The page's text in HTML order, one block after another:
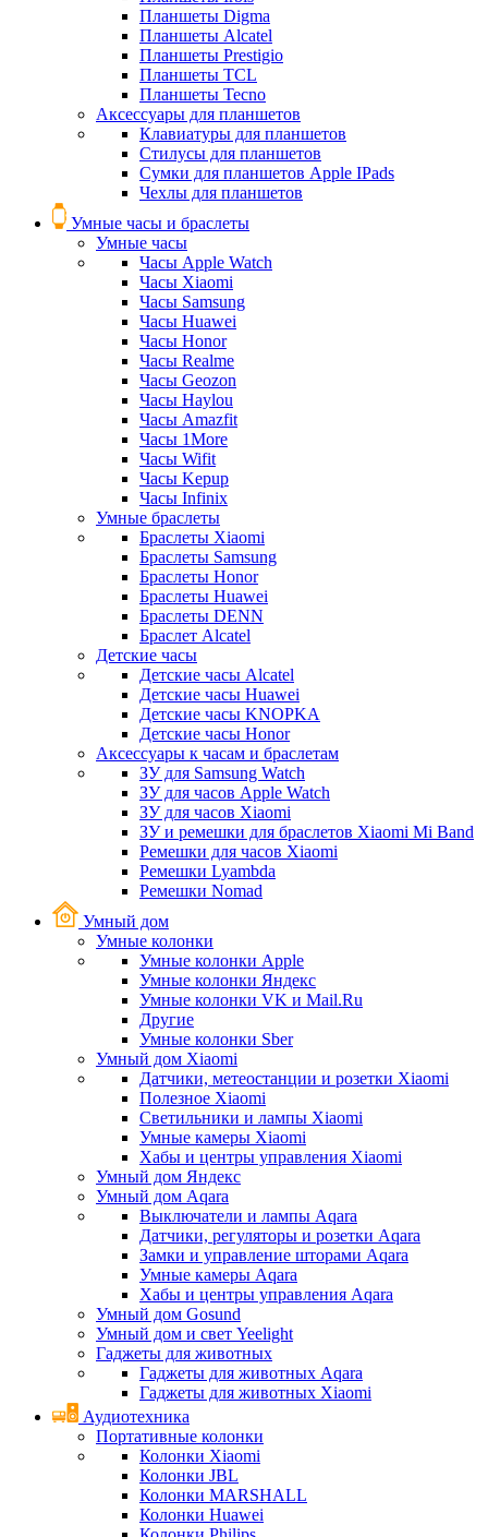
Планшеты Digma
Планшеты Alcatel
Планшеты Prestigio
Планшеты TCL
Планшеты Tecno
Аксессуары для планшетов
Клавиатуры для планшетов
Стилусы для планшетов
Сумки для планшетов Apple IPads
Чехлы для планшетов
Умные часы и браслеты
Умные часы
Часы Apple Watch
Часы Xiaomi
Часы Samsung
Часы Huawei
Часы Honor
Часы Realme
Часы Geozon
Часы Haylou
Часы Amazfit
Часы 1More
Часы Wifit
Часы Kepup
Часы Infinix
Умные браслеты
Браслеты Xiaomi
Браслеты Samsung
Браслеты Honor
Браслеты Huawei
Браслеты DENN
Браслет Alcatel
Детские часы
Детские часы Alcatel
Детские часы Huawei
Детские часы KNOPKA
Детские часы Honor
Аксессуары к часам и браслетам
ЗУ для Samsung Watch
ЗУ для часов Apple Watch
ЗУ для часов Xiaomi
ЗУ и ремешки для браслетов Xiaomi Mi Band
Ремешки для часов Xiaomi
Ремешки Lyambda
Ремешки Nomad
Умный дом
Умные колонки
Умные колонки Apple
Умные колонки Яндекс
Умные колонки VK и Mail.Ru
Другие
Умные колонки Sber
Умный дом Xiaomi
Датчики, метеостанции и розетки Xiaomi
Полезное Xiaomi
Светильники и лампы Xiaomi
Умные камеры Xiaomi
Хабы и центры управления Xiaomi
Умный дом Яндекс
Умный дом Aqara
Выключатели и лампы Aqara
Датчики, регуляторы и розетки Aqara
Замки и управление шторами Aqara
Умные камеры Aqara
Хабы и центры управления Aqara
Умный дом Gosund
Умный дом и свет Yeelight
Гаджеты для животных
Гаджеты для животных Aqara
Гаджеты для животных Xiaomi
Аудиотехника
Портативные колонки
Колонки Xiaomi
Колонки JBL
Колонки MARSHALL
Колонки Huawei